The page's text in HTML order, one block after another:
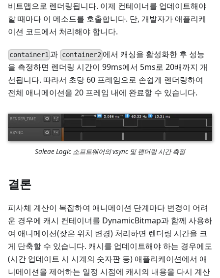
비트맵으로 렌더링됩니다. 이제 컨테이너를 업데이트해야
할 때마다 이 메소드를 호출합니다. 단, 개발자가 애플리케
이션 코드에서 처리해야 합니다.
container1 과 container2에서 캐싱을 활성화한 후 성능
을 측정하면 렌더링 시간이 99ms에서 5ms로 20배까지 개
선됩니다. 따라서 초당 60 프레임으로 손쉽게 렌더링하여
전체 애니메이션을 20 프레임 내에 완료할 수 있습니다.
Saleae Logic 소프트웨어의 vsync 및 렌더링 시간 측정
결론
피사체 계산이 복잡하여 애니메이션 단계마다 변경이 어려
운 경우에 캐시 컨테이너를 DynamicBitmap과 함께 사용하
여 애니메이션(잦은 위치 변경) 처리하면 렌더링 시간을 크
게 단축할 수 있습니다. 캐시를 업데이트해야 하는 경우에도
(시간 업데이트 시 시계의 숫자판 등) 애플리케이션에서 애
니메이션을 제어하는 일정 시점에 캐시의 내용을 다시 계산